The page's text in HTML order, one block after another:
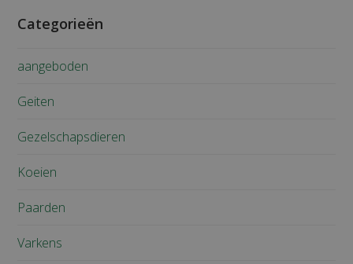
Categorieën
aangeboden
Geiten
Gezelschapsdieren
Koeien
Paarden
Varkens